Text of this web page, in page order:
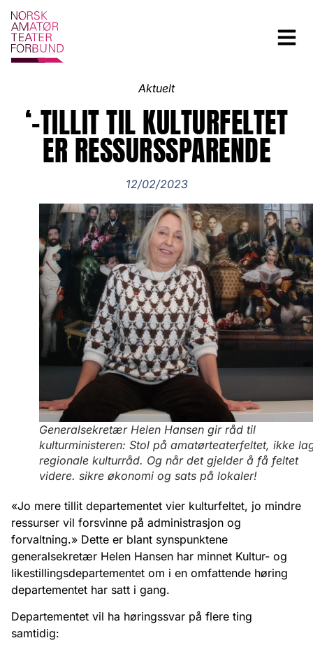
Aktuelt
‘-TILLIT TIL KULTURFELTET
ER RESSURSSPARENDE
12/02/2023
Generalsekretær Helen Hansen gir råd til
kulturministeren: Stol på amatørteaterfeltet, ikke
regionale kulturråd. Og når det gjelder å få feltet
videre. sikre økonomi og sats på lokaler!
«Jo mere tillit departementet vier kulturfeltet, jo mindre
ressurser vil forsvinne på administrasjon og
forvaltning.» Dette er blant synspunktene
generalsekretær Helen Hansen har minnet Kultur- og
likestillingsdepartementet om i en omfattende høring
departementet har satt i gang.
Departementet vil ha høringssvar på flere ting
samtidig: